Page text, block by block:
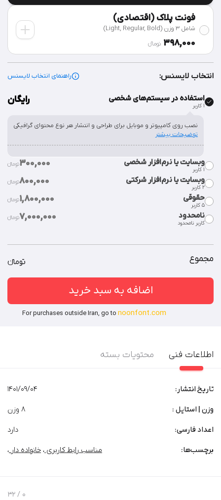
فونت پلاک (اقتصادی)
شامل 3 وزن (Light, Regular, Bold)
398,000 تومان‫ء‬
انتخاب لایسنس: راهنمای انتخاب لایسنس
استفاده در سیستم‌های شخصی
۱ کاربر
رایگان
نصب روی کامپیوتر و موبایل برای طراحی و انتشار هر نوع محتوای گرافیکی
توضیحات بیشتر
وبسایت یا نرم‌افزار شخصی
۱ کاربر
300,000تومان‫ء‬‫
قراردادن فایل فونت در سورس وبسایت یا نرم‌افزار شخصی.
بیشتر
وبسایت یا نرم‌افزار شرکتی
٢ کاربر
800,000تومان‫ء‬‫
قراردادن فایل فونت در سورس وبسایت یا نرم‌افزار شرکت.
بیشتر
حقوقی
۵ کاربر
1,800,000تومان‫ء‬‫
استفاده از فایل فونت در همه‌ی امور شرکت، سازمان یا موسسه.
نامحدود
کاربر نامحدود
7,000,000تومان‫ء‬‫
شرکت‌های دارای زیرمجموعه (هلدینگ) / سرویس‌‌های سایت‌ساز /
مجموع تومان‫ء‬‫
اضافه به سبد خرید
For purchases outside Iran, go to noonfont.com
اطلاعات فنی محتویات بسته
تاریخ انتشار: 1401/09/04
وزن | استایل : 8 وزن
اعداد فارسی: دارد
برچسب‌‌ها: مناسب رابط کاربری ، خانواده دار ،
0
/ 32